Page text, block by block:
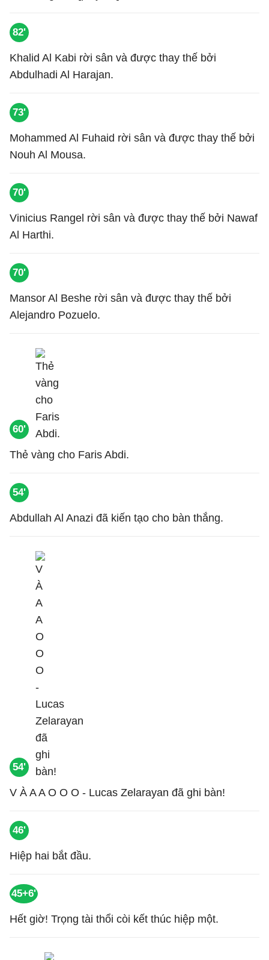
82'
Khalid Al Kabi rời sân và được thay thế bởi
Abdulhadi Al Harajan.
73'
Mohammed Al Fuhaid rời sân và được thay thế bởi
Nouh Al Mousa.
70'
Vinicius Rangel rời sân và được thay thế bởi Nawaf
Al Harthi.
70'
Mansor Al Beshe rời sân và được thay thế bởi
Alejandro Pozuelo.
60'
Thẻ vàng cho Faris Abdi.
54'
Abdullah Al Anazi đã kiến tạo cho bàn thắng.
54'
V À A A O O O - Lucas Zelarayan đã ghi bàn!
46'
Hiệp hai bắt đầu.
45+6'
Hết giờ! Trọng tài thổi còi kết thúc hiệp một.